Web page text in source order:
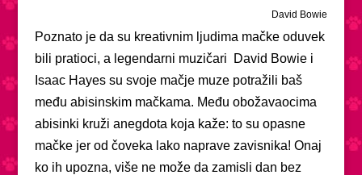
David Bowie
Poznato je da su kreativnim ljudima mačke oduvek
bili pratioci, a legendarni muzičari David Bowie i
Isaac Hayes su svoje mačje muze potražili baš
među abisinskim mačkama. Među obožavaocima
abisinki kruži anegdota koja kaže: to su opasne
mačke jer od čoveka lako naprave zavisnika! Onaj
ko ih upozna, više ne može da zamisli dan bez